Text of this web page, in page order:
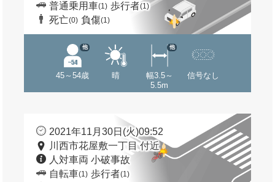
普通乗用車(1) 歩行者(1)
死亡(0) 負傷(1)
45～54歳
他
晴
幅3.5～
5.5m
他
信号なし
2021年11月30日(火)09:52
川西市花屋敷一丁目 付近
人対車両 小破事故
自転車(1) 歩行者(1)